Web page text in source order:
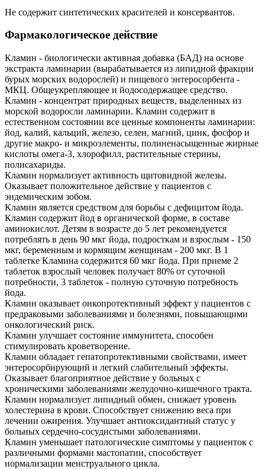
Не содержит синтетических красителей и консервантов.
Фармакологическое действие
Кламин - биологически активная добавка (БАД) на основе
экстракта ламинарии (вырабатывается из липидной фракции
бурых морских водорослей) и пищевого энтеросорбента -
МКЦ. Общеукрепляющее и йодосодержащее средство.
Кламин - концентрат природных веществ, выделенных из
морской водоросли ламинарии. Кламин содержит в
естественном состоянии все ценные компоненты ламинарии:
йод, калий, кальций, железо, селен, магний, цинк, фосфор и
другие макро- и микроэлементы, полиненасыщенные жирные
кислоты омега-3, хлорофилл, растительные стерины,
полисахариды.
Кламин нормализует активность щитовидной железы.
Оказывает положительное действие у пациентов с
эндемическим зобом.
Кламин является средством для борьбы с дефицитом йода.
Кламин содержит йод в органической форме, в составе
аминокислот. Детям в возрасте до 5 лет рекомендуется
потреблять в день 90 мкг йода, подросткам и взрослым - 150
мкг, беременным и кормящим женщинам - 200 мкг. В 1
таблетке Кламина содержится 60 мкг йода. При приеме 2
таблеток взрослый человек получает 80% от суточной
потребности, 3 таблеток - полную суточную потребность
йода.
Кламин оказывает онкопротективный эффект у пациентов с
предраковыми заболеваниями и болезнями, повышающими
онкологический риск.
Кламин улучшает состояние иммунитета, способен
стимулировать кроветворение.
Кламин обладает гепатопротективными свойствами, имеет
энтеросорбирующий и легкий слабительный эффекты.
Оказывает благоприятное действие у больных с
хроническими заболеваниями желудочно-кишечного тракта.
Кламин нормализует липидный обмен, снижает уровень
холестерина в крови. Способствует снижению веса при
лечении ожирения. Улучшает антиоксидантный статус у
больных сердечно-сосудистыми заболеваниями.
Кламин уменьшает патологические симптомы у пациенток с
различными формами мастопатии, способствует
нормализации менструального цикла.